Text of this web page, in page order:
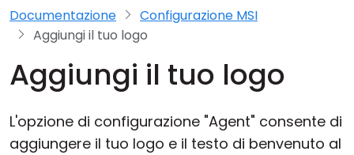
Documentazione
Configurazione MSI
Aggiungi il tuo logo
Aggiungi il tuo logo
L'opzione di configurazione "Agent" consente di
aggiungere il tuo logo e il testo di benvenuto al
Screenshot
Modalità di connessione
Accesso non presidiato
Sanità
Tecnologia dell'informazione
Linux
Aggiorna la tua Licenza
Base di conoscenza
Scrivi una recensione